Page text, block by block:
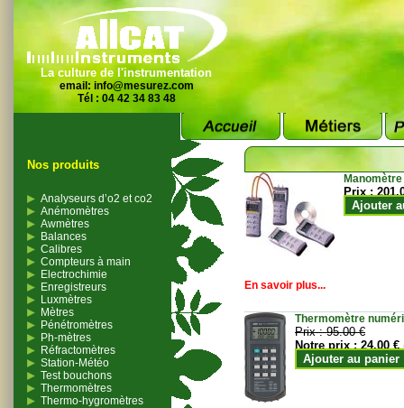
La culture de l'instrumentation
email: info@mesurez.com
Tél : 04 42 34 83 48
Nos produits
Analyseurs d’o2 et co2
Anémomètres
Awmètres
Balances
Calibres
Compteurs à main
Electrochimie
Enregistreurs
Luxmètres
Mètres
Pénétromètres
Ph-mètres
Réfractomètres
Station-Météo
Test bouchons
Thermomètres
Thermo-hygromètres
Prix :
Ajouter
En savoir plus...
Thermomètre
Prix :95.00 €
Notre prix :24.00 €
Ajouter au panier